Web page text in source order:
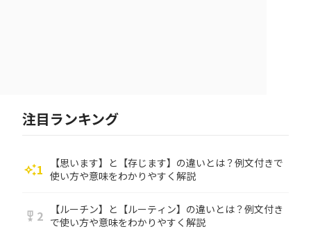
注目ランキング
auto_awesome1
【思います】と【存じます】の違いとは？例文付きで
使い方や意味をわかりやすく解説
military_tech 2
【ルーチン】と【ルーティン】の違いとは？例文付き
で使い方や意味をわかりやすく解説